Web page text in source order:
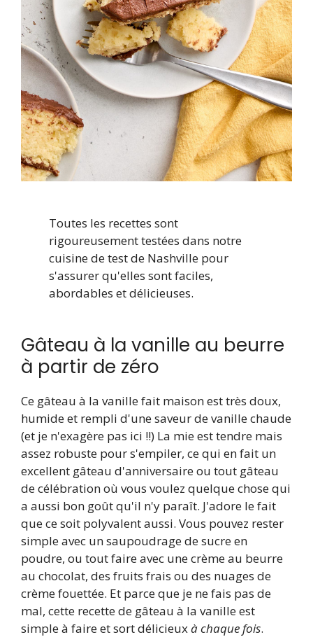
Toutes les recettes sont
rigoureusement testées dans notre
cuisine de test de Nashville pour
s'assurer qu'elles sont faciles,
abordables et délicieuses.
Gâteau à la vanille au beurre
à partir de zéro
Ce gâteau à la vanille fait maison est très doux,
humide et rempli d'une saveur de vanille chaude
(et je n'exagère pas ici !!) La mie est tendre mais
assez robuste pour s'empiler, ce qui en fait un
excellent gâteau d'anniversaire ou tout gâteau
de célébration où vous voulez quelque chose qui
a aussi bon goût qu'il n'y paraît. J'adore le fait
que ce soit polyvalent aussi. Vous pouvez rester
simple avec un saupoudrage de sucre en
poudre, ou tout faire avec une crème au beurre
au chocolat, des fruits frais ou des nuages de
crème fouettée. Et parce que je ne fais pas de
mal, cette recette de gâteau à la vanille est
simple à faire et sort délicieuxà chaque fois.